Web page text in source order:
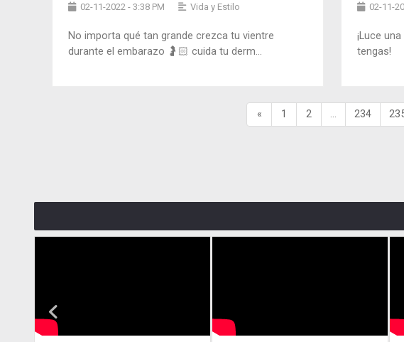
02-11-2022 - 3:38 PM Vida y Estilo
No importa qué tan grande crezca tu vientre
durante el embarazo 🤰🏻 cuida tu derm...
02-11-
¡Luce
tengas!
« 1 2 ... 234